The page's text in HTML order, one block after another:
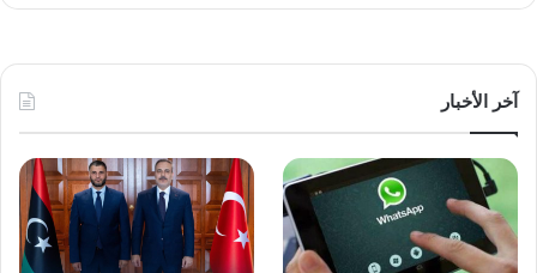
آخر الأخبار